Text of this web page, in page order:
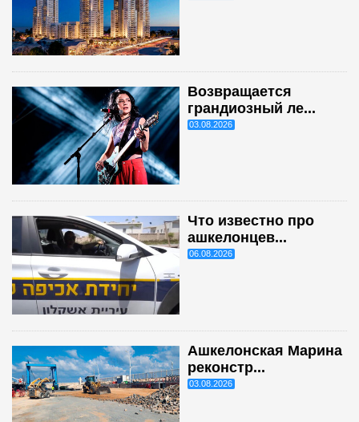
Возвращается
грандиозный ле...
03.08.2026
Что известно про
ашкелонцев...
06.08.2026
Ашкелонская Марина
реконстр...
03.08.2026